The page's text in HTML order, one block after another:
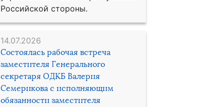
Российской стороны.
14.07.2026
Состоялась рабочая встреча
заместителя Генерального
секретаря ОДКБ Валерия
Семерикова с исполняющим
обязанности заместителя